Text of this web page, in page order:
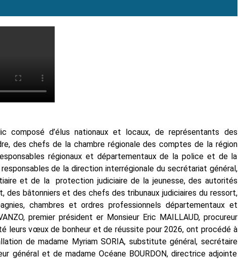
composé d’élus nationaux et locaux, de représentants des
des chefs de la chambre régionale des comptes de la région
régionaux et départementaux de la police et de la
de la direction interrégionale du secrétariat général,
et de la protection judiciaire de la jeunesse, des autorités
des bâtonniers et des chefs des tribunaux judiciaires du ressort,
chambres et ordres professionnels départementaux et
premier président er Monsieur Eric MAILLAUD, procureur
leurs vœux de bonheur et de réussite pour 2026, ont procédé à
de madame Myriam SORIA, substitute général, secrétaire
général et de madame Océane BOURDON, directrice adjointe